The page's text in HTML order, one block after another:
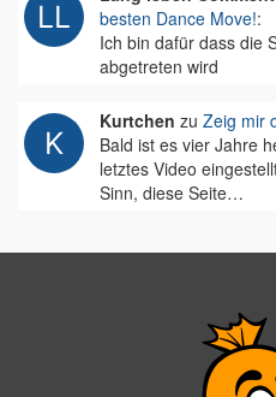
besten Dance Move!:
Ich bin dafür dass die
abgetreten wird
Kurtchen zu Zeig mir
Bald ist es vier Jahre
letztes Video
Sinn, diese Seite…